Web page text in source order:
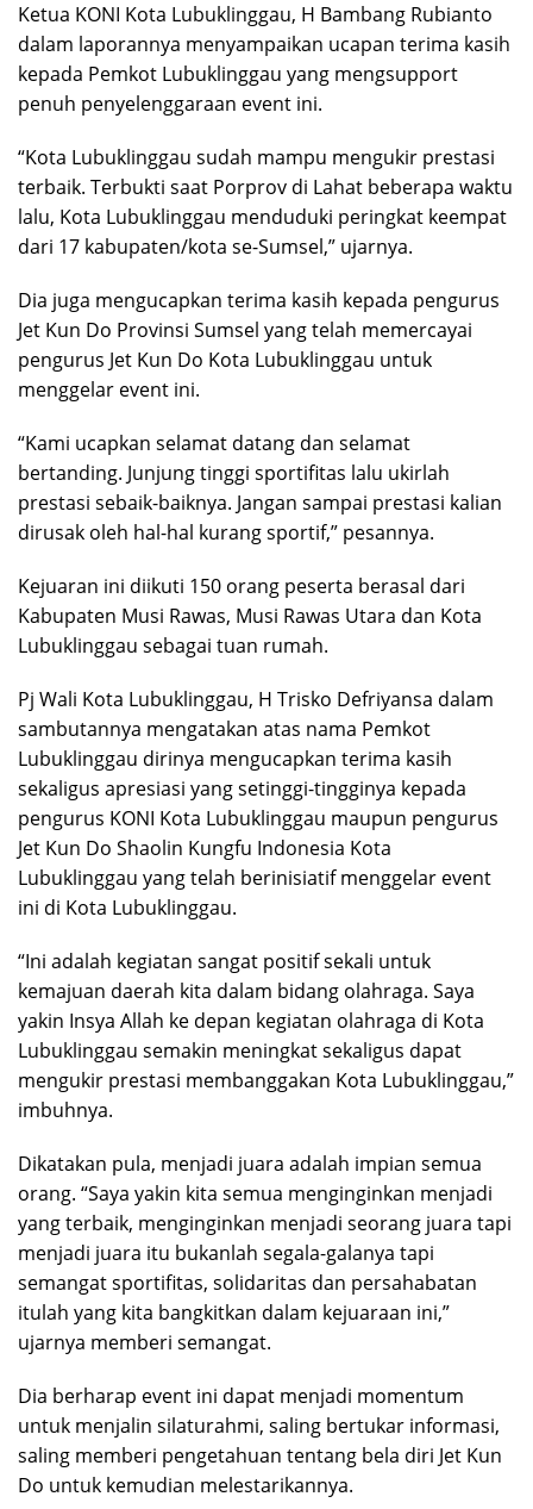
Ketua KONI Kota Lubuklinggau, H Bambang Rubianto
dalam laporannya menyampaikan ucapan terima kasih
kepada Pemkot Lubuklinggau yang mengsupport
penuh penyelenggaraan event ini.
“Kota Lubuklinggau sudah mampu mengukir prestasi
terbaik. Terbukti saat Porprov di Lahat beberapa waktu
lalu, Kota Lubuklinggau menduduki peringkat keempat
dari 17 kabupaten/kota se-Sumsel,” ujarnya.
Dia juga mengucapkan terima kasih kepada pengurus
Jet Kun Do Provinsi Sumsel yang telah memercayai
pengurus Jet Kun Do Kota Lubuklinggau untuk
menggelar event ini.
“Kami ucapkan selamat datang dan selamat
bertanding. Junjung tinggi sportifitas lalu ukirlah
prestasi sebaik-baiknya. Jangan sampai prestasi kalian
dirusak oleh hal-hal kurang sportif,” pesannya.
Kejuaran ini diikuti 150 orang peserta berasal dari
Kabupaten Musi Rawas, Musi Rawas Utara dan Kota
Lubuklinggau sebagai tuan rumah.
Pj Wali Kota Lubuklinggau, H Trisko Defriyansa dalam
sambutannya mengatakan atas nama Pemkot
Lubuklinggau dirinya mengucapkan terima kasih
sekaligus apresiasi yang setinggi-tingginya kepada
pengurus KONI Kota Lubuklinggau maupun pengurus
Jet Kun Do Shaolin Kungfu Indonesia Kota
Lubuklinggau yang telah berinisiatif menggelar event
ini di Kota Lubuklinggau.
“Ini adalah kegiatan sangat positif sekali untuk
kemajuan daerah kita dalam bidang olahraga. Saya
yakin Insya Allah ke depan kegiatan olahraga di Kota
Lubuklinggau semakin meningkat sekaligus dapat
mengukir prestasi membanggakan Kota Lubuklinggau,”
imbuhnya.
Dikatakan pula, menjadi juara adalah impian semua
orang. “Saya yakin kita semua menginginkan menjadi
yang terbaik, menginginkan menjadi seorang juara tapi
menjadi juara itu bukanlah segala-galanya tapi
semangat sportifitas, solidaritas dan persahabatan
itulah yang kita bangkitkan dalam kejuaraan ini,”
ujarnya memberi semangat.
Dia berharap event ini dapat menjadi momentum
untuk menjalin silaturahmi, saling bertukar informasi,
saling memberi pengetahuan tentang bela diri Jet Kun
Do untuk kemudian melestarikannya.